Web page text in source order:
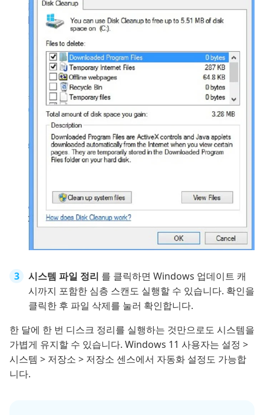
시스템 파일 정리 를 클릭하면 Windows 업데이트 캐
시까지 포함한 심층 스캔도 실행할 수 있습니다. 확인을
클릭한 후 파일 삭제를 눌러 확인합니다.
한 달에 한 번 디스크 정리를 실행하는 것만으로도 시스템을
가볍게 유지할 수 있습니다. Windows 11 사용자는 설정 >
시스템 > 저장소 > 저장소 센스에서 자동화 설정도 가능합
니다.